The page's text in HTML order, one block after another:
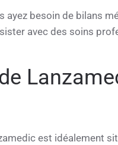
ayez besoin de bilans
avec des soins
est idéalement